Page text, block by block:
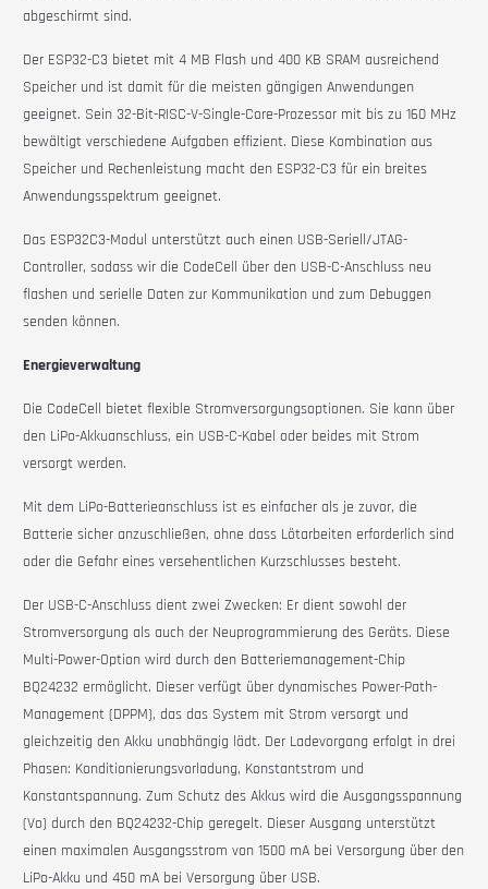
abgeschirmt sind.
Der ESP32-C3 bietet mit 4 MB Flash und 400 KB SRAM ausreichend
Speicher und ist damit für die meisten gängigen Anwendungen
geeignet. Sein 32-Bit-RISC-V-Single-Core-Prozessor mit bis zu 160 MHz
bewältigt verschiedene Aufgaben effizient. Diese Kombination aus
Speicher und Rechenleistung macht den ESP32-C3 für ein breites
Anwendungsspektrum geeignet.
Das ESP32C3-Modul unterstützt auch einen USB-Seriell/JTAG-
Controller, sodass wir die CodeCell über den USB-C-Anschluss neu
flashen und serielle Daten zur Kommunikation und zum Debuggen
senden können.
Energieverwaltung
Die CodeCell bietet flexible Stromversorgungsoptionen. Sie kann über
den LiPo-Akkuanschluss, ein USB-C-Kabel oder beides mit Strom
versorgt werden.
Mit dem LiPo-Batterieanschluss ist es einfacher als je zuvor, die
Batterie sicher anzuschließen, ohne dass Lötarbeiten erforderlich sind
oder die Gefahr eines versehentlichen Kurzschlusses besteht.
Der USB-C-Anschluss dient zwei Zwecken: Er dient sowohl der
Stromversorgung als auch der Neuprogrammierung des Geräts. Diese
Multi-Power-Option wird durch den Batteriemanagement-Chip
BQ24232 ermöglicht. Dieser verfügt über dynamisches Power-Path-
Management (DPPM), das das System mit Strom versorgt und
gleichzeitig den Akku unabhängig lädt. Der Ladevorgang erfolgt in drei
Phasen: Konditionierungsvorladung, Konstantstrom und
Konstantspannung. Zum Schutz des Akkus wird die Ausgangsspannung
(Vo) durch den BQ24232-Chip geregelt. Dieser Ausgang unterstützt
einen maximalen Ausgangsstrom von 1500 mA bei Versorgung über den
LiPo-Akku und 450 mA bei Versorgung über USB.